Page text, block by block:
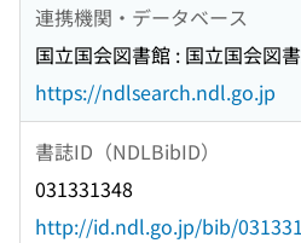
連携機関・データベース
国立国会図書館 : 国立国会図
https://ndlsearch.ndl.go.jp
書誌ID（NDLBibID）
031331348
http://id.ndl.go.jp/bib/